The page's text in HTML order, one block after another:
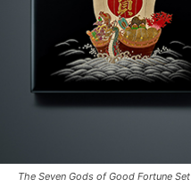
The Seven Gods of Good Fortune Set